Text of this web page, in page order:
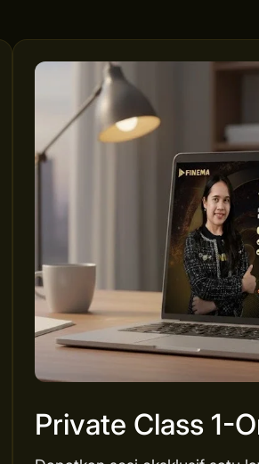
Private Class 1-